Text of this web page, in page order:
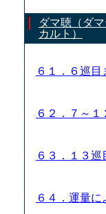
ダマ聴（ダ
カルト）
６１．６巡
６２．７～
６３．１３
６４．運量